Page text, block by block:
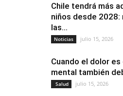
Chile tendrá más
niños desde 2028:
las...
Noticias julio 15, 2026
Cuando el dolor
mental también
Salud julio 15, 2026